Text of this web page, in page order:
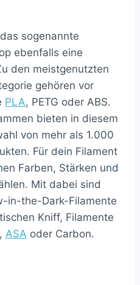
sogenannte
ebenfalls eine
den meistgenutzten
gehören vor
PLA, PETG oder ABS.
bieten in diesem
von mehr als 1.000
Für dein Filament
Farben, Stärken und
Mit dabei sind
in-the-Dark-Filamente
Kniff, Filamente
ASA oder Carbon.